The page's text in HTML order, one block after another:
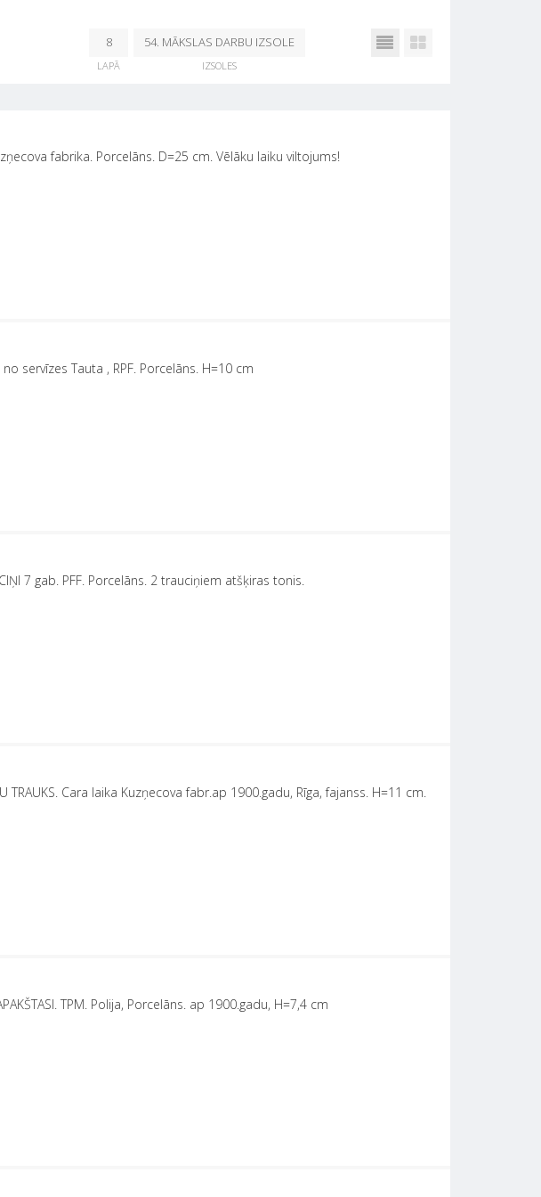
8
LAPĀ
54. MĀKSLAS DARBU IZSOLE
NO 25. OKTOBRA - 29.
IZSOLES
fabrika. Porcelāns. D=25 cm. Vēlāku laiku viltojums!
no servīzes Tauta , RPF. Porcelāns. H=10 cm
7 gab. PFF. Porcelāns. 2 trauciņiem atšķiras tonis.
TRAUKS. Cara laika Kuzņecova fabr.ap 1900.gadu, Rīga, fajanss. H=11 cm.
TPM. Polija, Porcelāns. ap 1900.gadu, H=7,4 cm